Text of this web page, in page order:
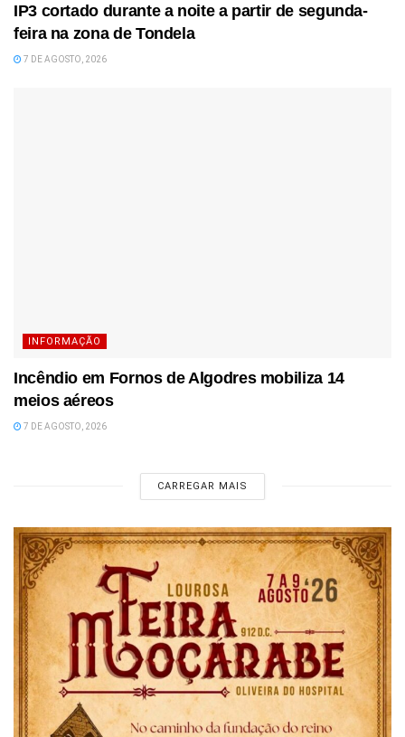
IP3 cortado durante a noite a partir de segunda-
feira na zona de Tondela
7 DE AGOSTO, 2026
INFORMAÇÃO
Incêndio em Fornos de Algodres mobiliza 14
meios aéreos
7 DE AGOSTO, 2026
CARREGAR MAIS